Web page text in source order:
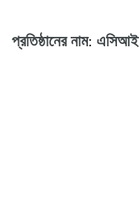
প্রতিষ্ঠানের নাম: এসিআই